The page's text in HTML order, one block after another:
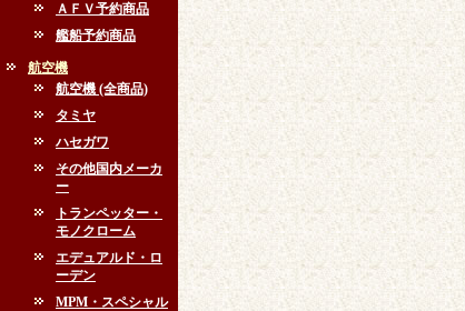
ＡＦＶ予約商品
艦船予約商品
航空機
航空機 (全商品)
タミヤ
ハセガワ
その他国内メーカ
ー
トランペッター・
モノクローム
エデュアルド・ロ
ーデン
MPM・スペシャル